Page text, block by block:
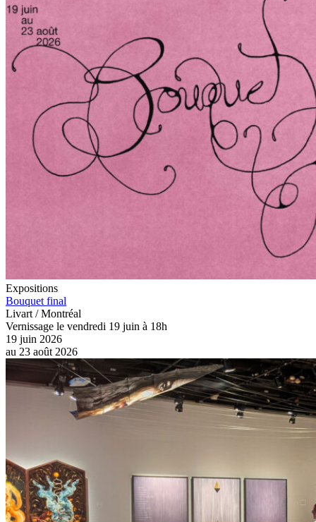
Expositions
Bouquet final
Livart / Montréal
Vernissage le vendredi 19 juin à 18h
19 juin 2026
au 23 août 2026